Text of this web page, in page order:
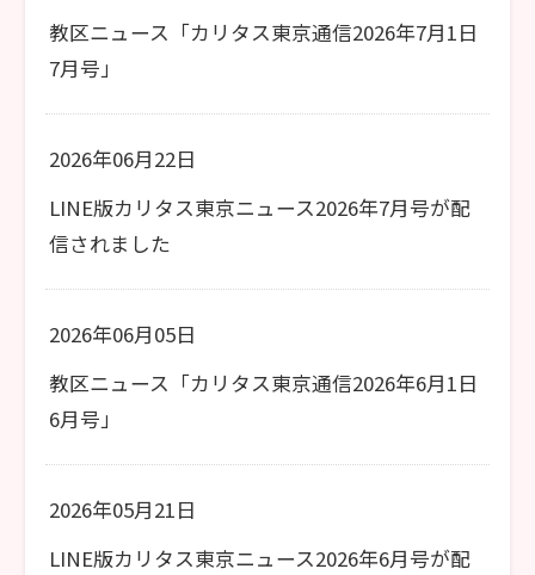
教区ニュース「カリタス東京通信2026年7月1日
7月号」
2026年06月22日
LINE版カリタス東京ニュース2026年7月号が配
信されました
2026年06月05日
教区ニュース「カリタス東京通信2026年6月1日
6月号」
2026年05月21日
LINE版カリタス東京ニュース2026年6月号が配